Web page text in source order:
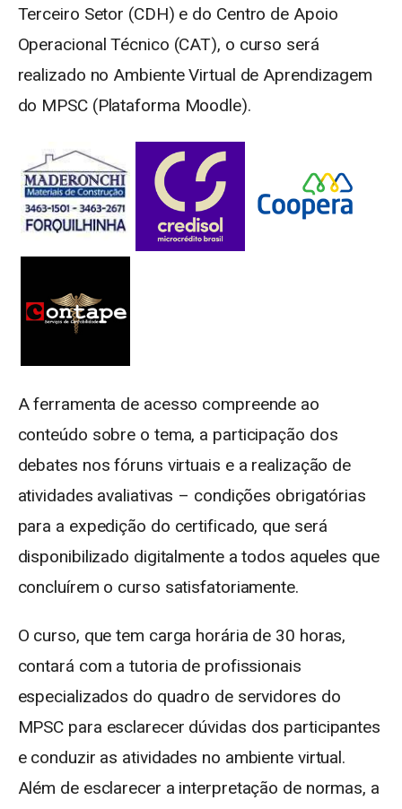
Terceiro Setor (CDH) e do Centro de Apoio
Operacional Técnico (CAT), o curso será
realizado no Ambiente Virtual de Aprendizagem
do MPSC (Plataforma Moodle).
A ferramenta de acesso compreende ao
conteúdo sobre o tema, a participação dos
debates nos fóruns virtuais e a realização de
atividades avaliativas – condições obrigatórias
para a expedição do certificado, que será
disponibilizado digitalmente a todos aqueles que
concluírem o curso satisfatoriamente.
O curso, que tem carga horária de 30 horas,
contará com a tutoria de profissionais
especializados do quadro de servidores do
MPSC para esclarecer dúvidas dos participantes
e conduzir as atividades no ambiente virtual.
Além de esclarecer a interpretação de normas, a